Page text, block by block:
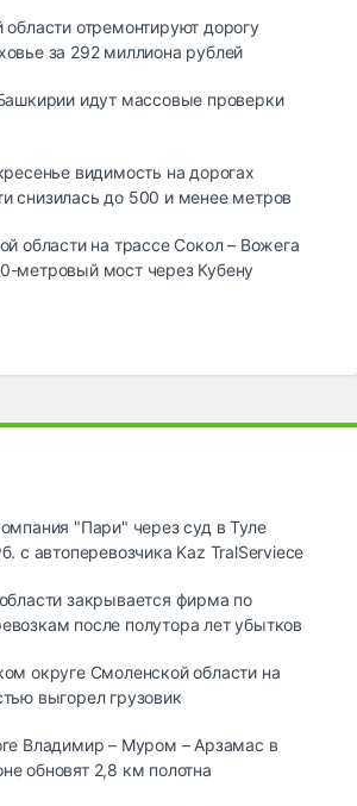
отремонтируют дорогу
за 292 миллиона рублей
идут массовые проверки
видимость на дорогах
снизилась до 500 и менее метров
области на трассе Сокол – Вожега
метровый мост через Кубену
"Пари" через суд в Туле
с автоперевозчика Kaz TralServiece
закрывается фирма по
после полутора лет убытков
округе Смоленской области на
выгорел грузовик
Владимир – Муром – Арзамас в
обновят 2,8 км полотна